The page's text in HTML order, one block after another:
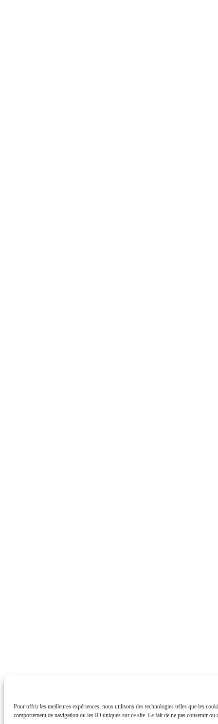
Pour offrir les meilleures expériences, nous utilisons des technologies telles que les
comportement de navigation ou les ID uniques sur ce site. Le fait de ne pas consentir